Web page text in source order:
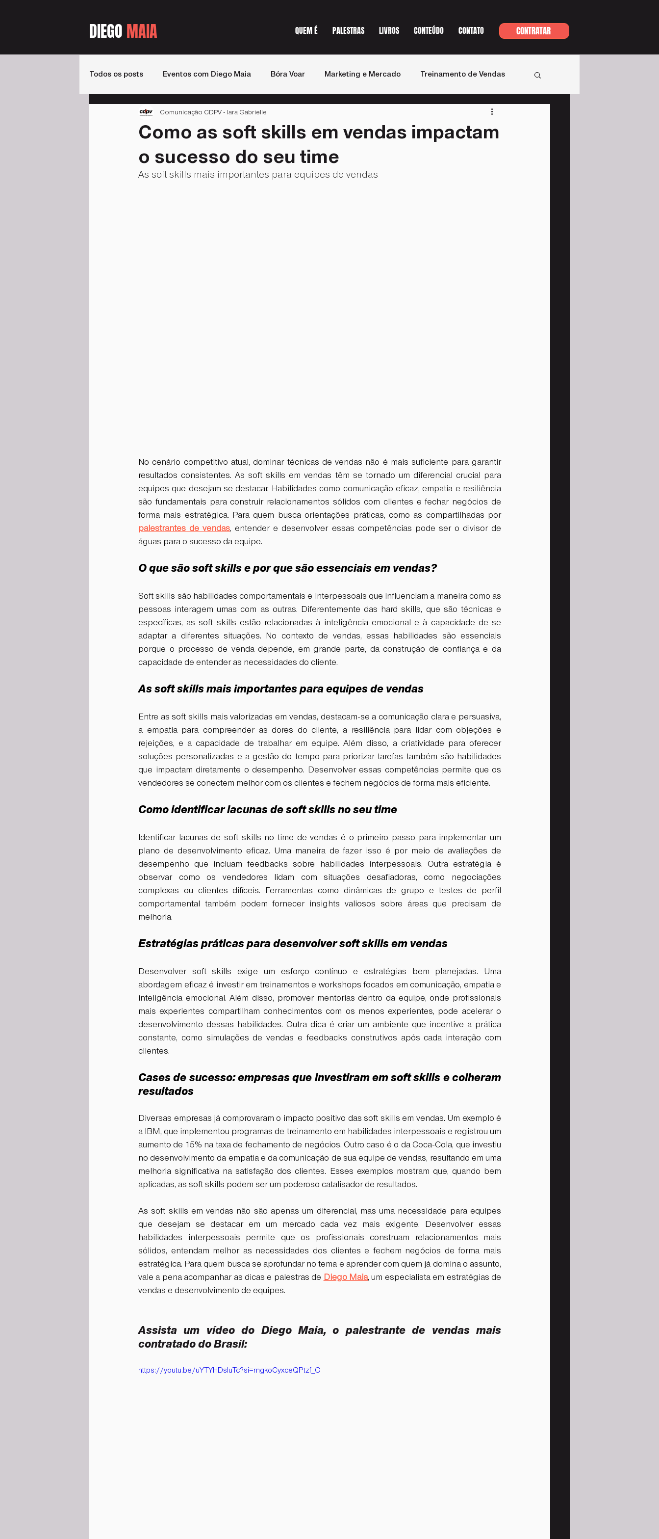
DIEGO MAIA QUEM É PALESTRAS LIVROS CONTEÚDO CONTATO CONTRATAR
Todos os posts Eventos com Diego Maia Bóra Voar Marketing e Mercado Treinamento de Vendas
Livros Podcast de Vendas
Como as soft skills em vendas impactam
o sucesso do seu time
Comunicação CDPV - Iara Gabrielle
As soft skills mais importantes para equipes de vendas
No cenário competitivo atual, dominar técnicas de vendas não é mais suficiente para garantir
resultados consistentes. As soft skills em vendas têm se tornado um diferencial crucial para
equipes que desejam se destacar. Habilidades como comunicação eficaz, empatia e resiliência
são fundamentais para construir relacionamentos sólidos com clientes e fechar negócios de
forma mais estratégica. Para quem busca orientações práticas, como as compartilhadas por
palestrantes de vendas, entender e desenvolver essas competências pode ser o divisor de
águas para o sucesso da equipe.
O que são soft skills e por que são essenciais em vendas?
Soft skills são habilidades comportamentais e interpessoais que influenciam a maneira como as
pessoas interagem umas com as outras. Diferentemente das hard skills, que são técnicas e
específicas, as soft skills estão relacionadas à inteligência emocional e à capacidade de se
adaptar a diferentes situações. No contexto de vendas, essas habilidades são essenciais
porque o processo de venda depende, em grande parte, da construção de confiança e da
capacidade de entender as necessidades do cliente.
As soft skills mais importantes para equipes de vendas
Entre as soft skills mais valorizadas em vendas, destacam-se a comunicação clara e persuasiva,
a empatia para compreender as dores do cliente, a resiliência para lidar com objeções e
rejeições, e a capacidade de trabalhar em equipe. Além disso, a criatividade para oferecer
soluções personalizadas e a gestão do tempo para priorizar tarefas também são habilidades
que impactam diretamente o desempenho. Desenvolver essas competências permite que os
vendedores se conectem melhor com os clientes e fechem negócios de forma mais eficiente.
Como identificar lacunas de soft skills no seu time
Identificar lacunas de soft skills no time de vendas é o primeiro passo para implementar um
plano de desenvolvimento eficaz. Uma maneira de fazer isso é por meio de avaliações de
desempenho que incluam feedbacks sobre habilidades interpessoais. Outra estratégia é
observar como os vendedores lidam com situações desafiadoras, como negociações
complexas ou clientes difíceis. Ferramentas como dinâmicas de grupo e testes de perfil
comportamental também podem fornecer insights valiosos sobre áreas que precisam de
melhoria.
Estratégias práticas para desenvolver soft skills em vendas
Desenvolver soft skills exige um esforço contínuo e estratégias bem planejadas. Uma
abordagem eficaz é investir em treinamentos e workshops focados em comunicação, empatia e
inteligência emocional. Além disso, promover mentorias dentro da equipe, onde profissionais
mais experientes compartilham conhecimentos com os menos experientes, pode acelerar o
desenvolvimento dessas habilidades. Outra dica é criar um ambiente que incentive a prática
constante, como simulações de vendas e feedbacks construtivos após cada interação com
clientes.
Cases de sucesso: empresas que investiram em soft skills e colheram
resultados
Diversas empresas já comprovaram o impacto positivo das soft skills em vendas. Um exemplo é
a IBM, que implementou programas de treinamento em habilidades interpessoais e registrou um
aumento de 15% na taxa de fechamento de negócios. Outro caso é o da Coca-Cola, que investiu
no desenvolvimento da empatia e da comunicação de sua equipe de vendas, resultando em uma
melhoria significativa na satisfação dos clientes. Esses exemplos mostram que, quando bem
aplicadas, as soft skills podem ser um poderoso catalisador de resultados.
As soft skills em vendas não são apenas um diferencial, mas uma necessidade para equipes
que desejam se destacar em um mercado cada vez mais exigente. Desenvolver essas
habilidades interpessoais permite que os profissionais construam relacionamentos mais
sólidos, entendam melhor as necessidades dos clientes e fechem negócios de forma mais
estratégica. Para quem busca se aprofundar no tema e aprender com quem já domina o assunto,
vale a pena acompanhar as dicas e palestras de Diego Maia, um especialista em estratégias de
vendas e desenvolvimento de equipes.
Assista um vídeo do Diego Maia, o palestrante de vendas mais
contratado do Brasil:
https://youtu.be/uYTYHDsIuTc?si=mgkoCyxceQPtzf_C